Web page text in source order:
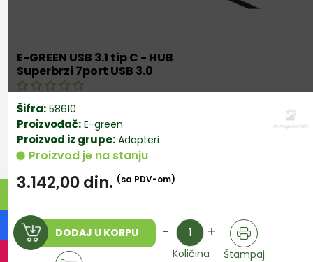
E-GREEN USB 3.1 tip C - HUB
Superbrzi 7port USB 3.0
Šifra: 58610
Proizvođač: E-green
Proizvod iz grupe: Adapteri
Proizvod je na stanju
3.142,00din. (sa PDV-om)
DODAJ U KORPU - Količina +
Količina Štampaj